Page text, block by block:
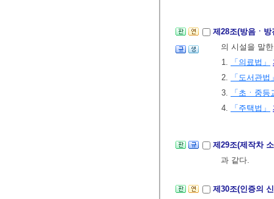
제28조(방음ㆍ
의 시설을 말
1.
「의료법」
2.
「도서관법
3.
「초ㆍ중
4.
「주택법」
제29조(제작차
과 같다.
제30조(인증의